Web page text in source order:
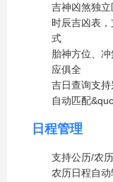
吉神凶煞独
时辰吉凶表
式
胎神方位、
应俱全
吉日查询支
自动匹配
日程管理
支持公历/农
农历日程自